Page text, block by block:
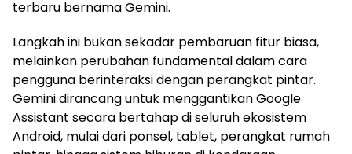
terbaru bernama Gemini.
Langkah ini bukan sekadar pembaruan fitur biasa,
melainkan perubahan fundamental dalam cara
pengguna berinteraksi dengan perangkat pintar.
Gemini dirancang untuk menggantikan Google
Assistant secara bertahap di seluruh ekosistem
Android, mulai dari ponsel, tablet, perangkat rumah